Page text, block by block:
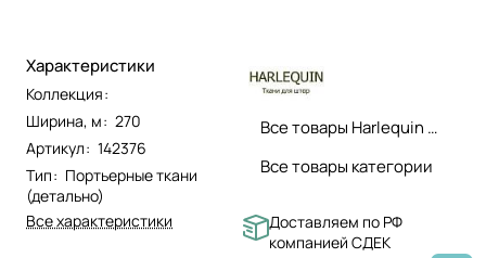
Характеристики
Коллекция:
Ширина, м: 270
Артикул: 142376
Тип: Портьерные ткани
(детально)
Все характеристики
Все товары Harlequin ткани
Все товары категории
Доставляем по РФ
компанией СДЕК